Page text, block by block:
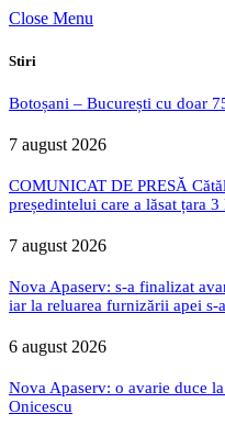
Close Menu
Stiri
Botoșani – București cu doar
7 august 2026
COMUNICAT DE PRESĂ
președintelui care a lăsat țara
7 august 2026
Nova Apaserv: s-a finalizat
iar la reluarea furnizării apei s-
6 august 2026
Nova Apaserv: o avarie duce
Onicescu